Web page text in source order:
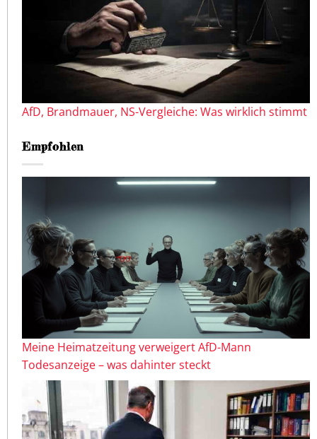
AfD, Brandmauer, NS-Vergleiche: Was wirklich stimmt
Empfohlen
Meine Heimatzeitung verweigert AfD-Mann
Todesanzeige – was dahinter steckt